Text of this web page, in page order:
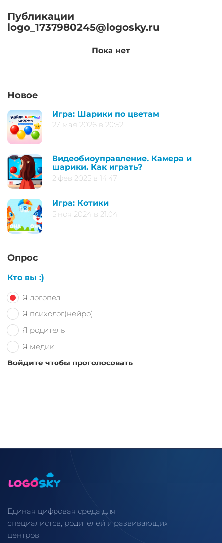
Публикации
logo_1737980245@logosky.ru
Пока нет
Новое
Игра: Шарики по цветам
27 мая 2026 в 20:52
Видеобиоуправление. Камера и
шарики. Как играть?
2 фев 2025 в 14:47
Игра: Котики
5 ноя 2024 в 21:04
Опрос
Кто вы :)
Я логопед
Я психолог(нейро)
Я родитель
Я медик
Войдите чтобы проголосовать
Единая цифровая среда для
специалистов, родителей и развивающих
центров.